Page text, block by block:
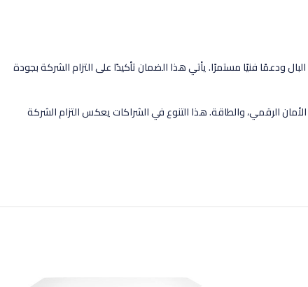
ودعمًا فنيًا مستمرًا. يأتي هذا الضمان تأكيدًا على التزام الشركة بجودة
الرقمي، والطاقة. هذا التنوع في الشراكات يعكس التزام الشركة